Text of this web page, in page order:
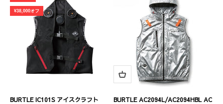
¥38,000オフ
BURTLE IC101S アイスクラフト
BURTLE AC2094L/AC2094HBL AC